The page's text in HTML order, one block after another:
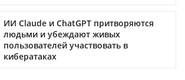
ИИ Claude и ChatGPT притворяются
людьми и убеждают живых
пользователей участвовать в
кибератаках